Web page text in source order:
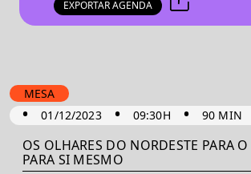
MESA
• 01/12/2023 • 09:30H • 90 MIN
OS OLHARES DO NORDESTE PARA O
PARA SI MESMO